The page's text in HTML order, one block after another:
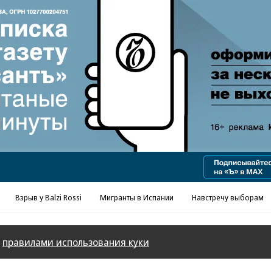
Взрыв у Balzi Rossi Мигранты в Испании Навстречу выборам
правилами использования куки